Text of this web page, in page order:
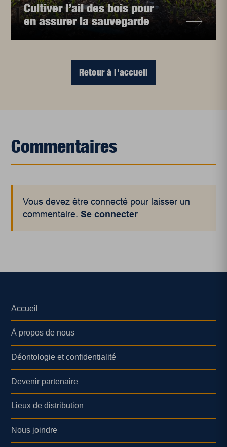
Cultiver l’ail des bois pour
en assurer la sauvegarde
Retour à l'accueil
Commentaires
Vous devez être connecté pour laisser un
commentaire.Se connecter
Accueil
À propos de nous
Déontologie et confidentialité
Devenir partenaire
Lieux de distribution
Nous joindre